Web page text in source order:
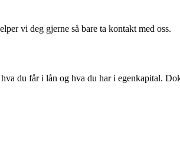
vi deg gjerne så bare ta kontakt med oss.
du får i lån og hva du har i egenkapital.